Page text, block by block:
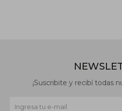
¡Suscribite y recibí todas